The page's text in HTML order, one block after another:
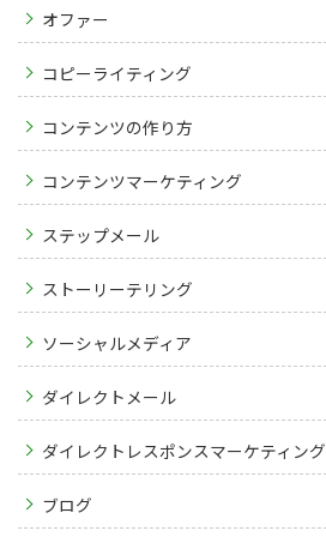
オファー
コピーライティング
コンテンツの作り方
コンテンツマーケティング
ステップメール
ストーリーテリング
ソーシャルメディア
ダイレクトメール
ダイレクトレスポンスマーケティング
ブログ